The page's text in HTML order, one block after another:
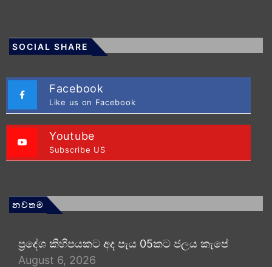
SOCIAL SHARE
Facebook
Like us on Facebook
Youtube
Subscribe US
නවතම
ප්‍රදේශ කිහිපයකට අද පැය 05කට ජලය කැපේ
August 6, 2026